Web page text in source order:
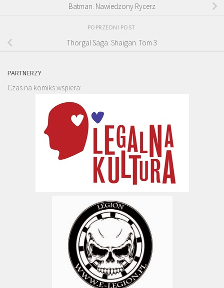
Batman. Nawiedzony Rycerz
POPRZEDNI POST
Thorgal Saga. Shaigan. Tom 3
PARTNERZY
Czas na komiks wspiera: